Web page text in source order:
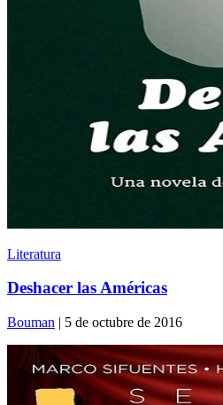
Literatura
Deshacer las Américas
Bouman | 5 de octubre de 2016